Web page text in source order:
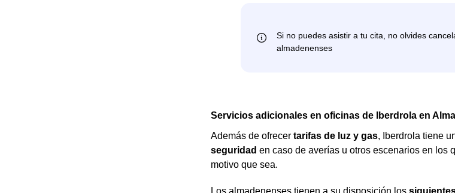
Servicios adicionales en oficinas de Iberdrola en
Además de ofrecer tarifas de luz y gas, Iberdrola tiene
seguridad en caso de averías u otros escenarios en los
motivo que sea.
Los almadenenses tienen a su disposición los